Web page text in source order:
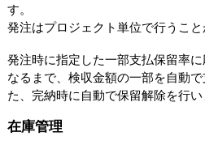
す。
発注はプロジェクト単位で行うこと
発注時に指定した一部支払保留率
なるまで、検収金額の一部を自動
た、完納時に自動で保留解除を行い
在庫管理